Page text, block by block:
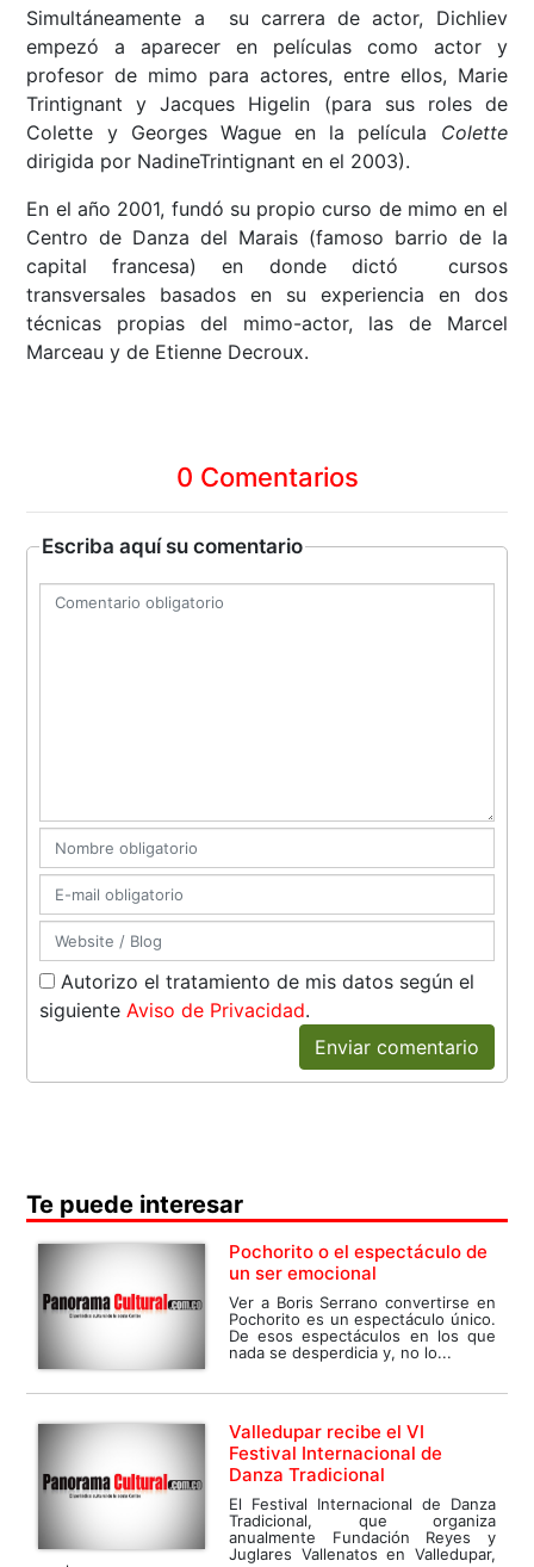
Simultáneamente a su carrera de actor, Dichliev
empezó a aparecer en películas como actor y
profesor de mimo para actores, entre ellos, Marie
Trintignant y Jacques Higelin (para sus roles de
Colette y Georges Wague en la película Colette
dirigida por NadineTrintignant en el 2003).
En el año 2001, fundó su propio curso de mimo en el
Centro de Danza del Marais (famoso barrio de la
capital francesa) en donde dictó cursos
transversales basados en su experiencia en dos
técnicas propias del mimo-actor, las de Marcel
Marceau y de Etienne Decroux.
0 Comentarios
Escriba aquí su comentario
Autorizo el tratamiento de mis datos según el
siguiente Aviso de Privacidad.
Enviar comentario
Te puede interesar
Pochorito o el espectáculo de
un ser emocional
Ver a Boris Serrano convertirse en
Pochorito es un espectáculo único.
De esos espectáculos en los que
nada se desperdicia y, no lo...
Valledupar recibe el VI
Festival Internacional de
Danza Tradicional
El Festival Internacional de Danza
Tradicional, que organiza
anualmente Fundación Reyes y
Juglares Vallenatos en Valledupar,